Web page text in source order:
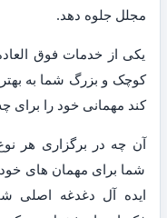
مجلل جلوه دهد.
یکی از خدمات فوق
کوچک و بزرگ شما به
کند مهمانی خود را برای
آن چه در برگزاری هر
شما برای مهمان های
ایده آل دغدغه اصلی